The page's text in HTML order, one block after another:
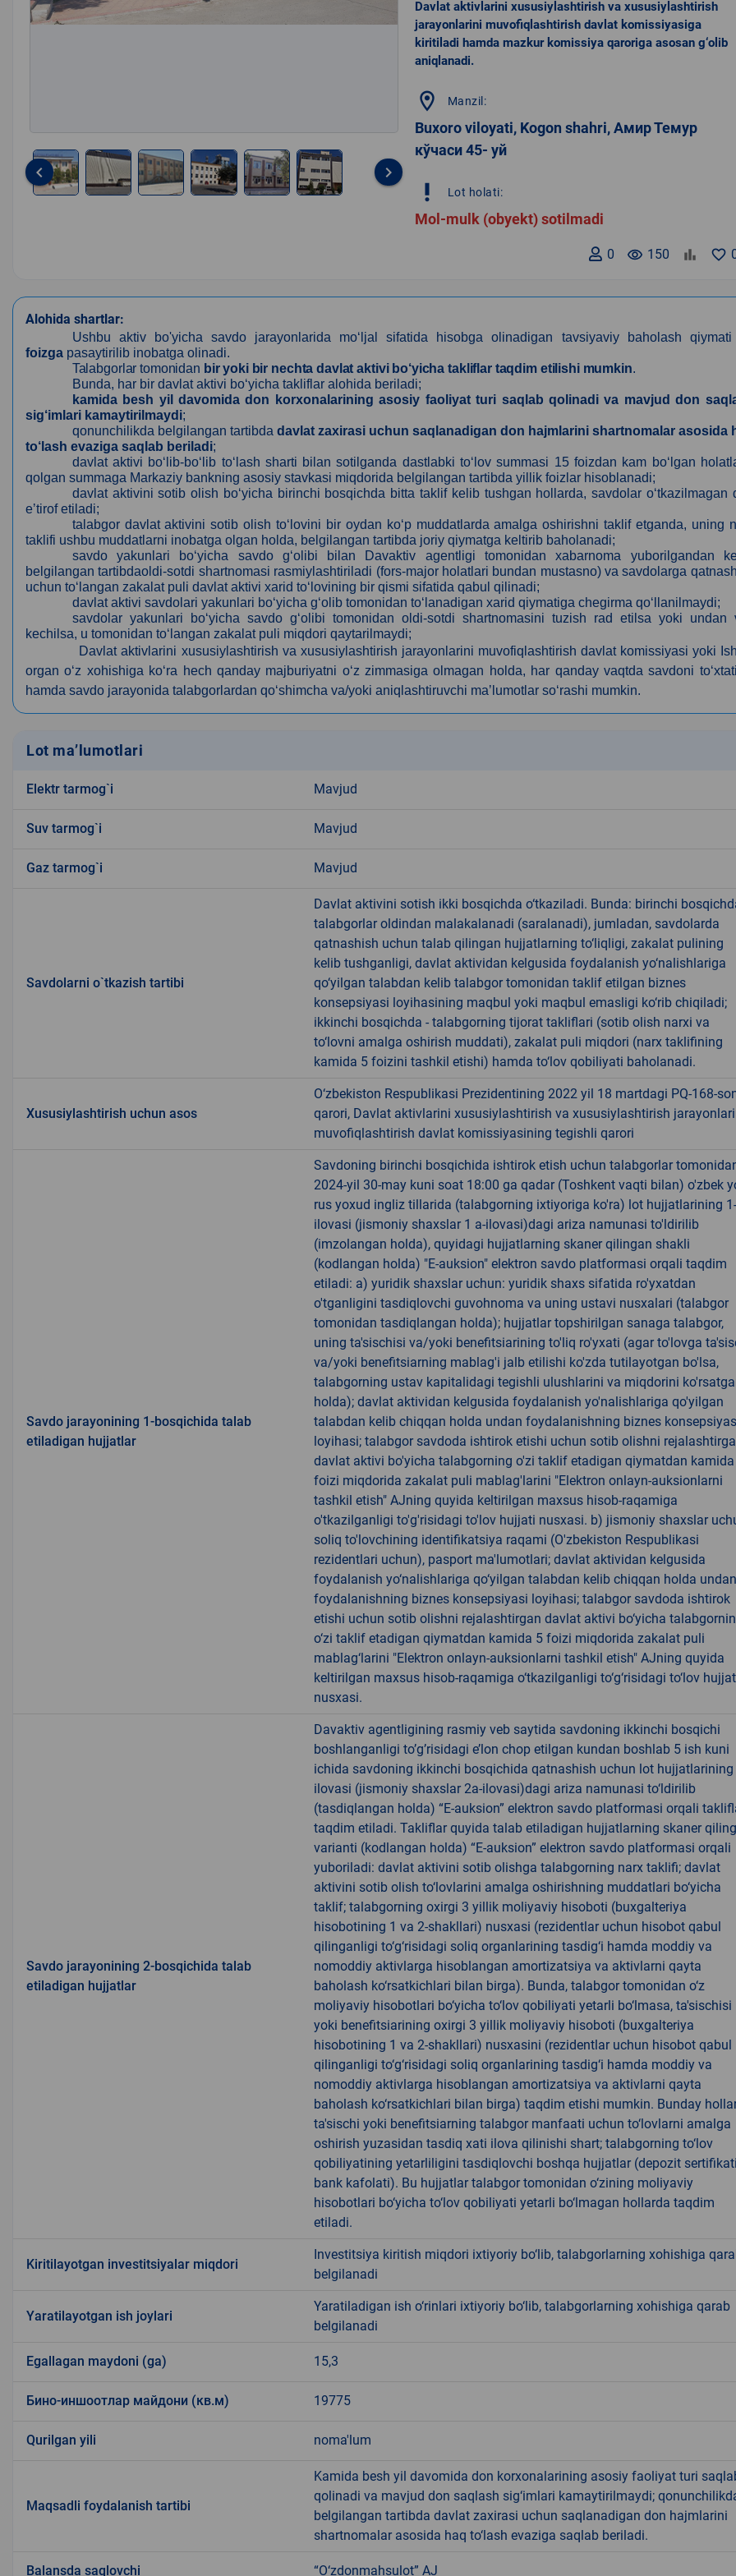
keyboard_arrow_left keyboard_arrow_right
Davlat aktivlarini xususiylashtirish va xususiylashtirish
jarayonlarini muvofiqlashtirish davlat komissiyasiga
kiritiladi hamda mazkur komissiya qaroriga asosan g‘olib
aniqlanadi.
location_on Manzil:
Buxoro viloyati, Kogon shahri, Амир Темур
кўчаси 45- уй
priority_high Lot holati:
Mol-mulk (obyekt) sotilmadi
favorite_border
remove_red_eye 150
0
Alohida shartlar:
Ushbu aktiv bo'yicha savdo jarayonlarida mo‘ljal sifatida hisobga olinadigan tavsiyaviy baholash qiymati
foizga pasaytirilib inobatga olinadi.
Talabgorlar tomonidan bir yoki bir nechta davlat aktivi bo‘yicha takliflar taqdim etilishi mumkin.
Bunda, har bir davlat aktivi bo‘yicha takliflar alohida beriladi;
kamida besh yil davomida don korxonalarining asosiy faoliyat turi saqlab qolinadi va mavjud don
sig‘imlari kamaytirilmaydi;
qonunchilikda belgilangan tartibda davlat zaxirasi uchun saqlanadigan don hajmlarini shartnomalar asosida
to‘lash evaziga saqlab beriladi;
davlat aktivi bo‘lib-bo‘lib to‘lash sharti bilan sotilganda dastlabki to‘lov summasi 15 foizdan kam bo‘lgan
qolgan summaga Markaziy bankning asosiy stavkasi miqdorida belgilangan tartibda yillik foizlar hisoblanadi;
davlat aktivini sotib olish bo‘yicha birinchi bosqichda bitta taklif kelib tushgan hollarda, savdolar o‘tkazilmagan
eʼtirof etiladi;
talabgor davlat aktivini sotib olish to‘lovini bir oydan ko‘p muddatlarda amalga oshirishni taklif etganda, uning
taklifi ushbu muddatlarni inobatga olgan holda, belgilangan tartibda joriy qiymatga keltirib baholanadi;
savdo yakunlari bo‘yicha savdo g‘olibi bilan Davaktiv agentligi tomonidan xabarnoma yuborilgandan
belgilangan tartibdaoldi-sotdi shartnomasi rasmiylashtiriladi (fors-major holatlari bundan mustasno) va savdolarga
uchun to‘langan zakalat puli davlat aktivi xarid to‘lovining bir qismi sifatida qabul qilinadi;
davlat aktivi savdolari yakunlari bo‘yicha g‘olib tomonidan to‘lanadigan xarid qiymatiga chegirma qo‘llanilmaydi;
savdolar yakunlari bo‘yicha savdo g‘olibi tomonidan oldi-sotdi shartnomasini tuzish rad etilsa yoki undan
kechilsa, u tomonidan to‘langan zakalat puli miqdori qaytarilmaydi;
Davlat aktivlarini xususiylashtirish va xususiylashtirish jarayonlarini muvofiqlashtirish davlat komissiyasi yoki
organ o‘z xohishiga ko‘ra hech qanday majburiyatni o‘z zimmasiga olmagan holda, har qanday vaqtda savdoni
hamda savdo jarayonida talabgorlardan qo‘shimcha va/yoki aniqlashtiruvchi maʼlumotlar so‘rashi mumkin.
Lot ma’lumotlari
Elektr tarmog`i Mavjud
Suv tarmog`i Mavjud
Gaz tarmog`i Mavjud
Savdolarni o`tkazish tartibi
Davlat aktivini sotish ikki bosqichda o‘tkaziladi. Bunda: birinchi
talabgorlar oldindan malakalanadi (saralanadi), jumladan, savdolarda
qatnashish uchun talab qilingan hujjatlarning to‘liqligi, zakalat pulining
kelib tushganligi, davlat aktividan kelgusida foydalanish yo‘nalishlariga
qo‘yilgan talabdan kelib talabgor tomonidan taklif etilgan biznes
konsepsiyasi loyihasining maqbul yoki maqbul emasligi ko‘rib chiqiladi;
ikkinchi bosqichda - talabgorning tijorat takliflari (sotib olish narxi va
to‘lovni amalga oshirish muddati), zakalat puli miqdori (narx taklifining
kamida 5 foizini tashkil etishi) hamda to‘lov qobiliyati baholanadi.
Xususiylashtirish uchun asos
O‘zbekiston Respublikasi Prezidentining 2022 yil 18 martdagi PQ-168-
qarori, Davlat aktivlarini xususiylashtirish va xususiylashtirish
muvofiqlashtirish davlat komissiyasining tegishli qarori
Savdo jarayonining 1-bosqichida talab
etiladigan hujjatlar
Savdoning birinchi bosqichida ishtirok etish uchun talabgorlar
2024-yil 30-may kuni soat 18:00 ga qadar (Toshkent vaqti bilan) o'zbek
rus yoxud ingliz tillarida (talabgorning ixtiyoriga ko'ra) lot hujjatlarining 1-
ilovasi (jismoniy shaxslar 1 a-ilovasi)dagi ariza namunasi to'ldirilib
(imzolangan holda), quyidagi hujjatlarning skaner qilingan shakli
(kodlangan holda) "E-auksion" elektron savdo platformasi orqali taqdim
etiladi: a) yuridik shaxslar uchun: yuridik shaxs sifatida ro'yxatdan
o'tganligini tasdiqlovchi guvohnoma va uning ustavi nusxalari (talabgor
tomonidan tasdiqlangan holda); hujjatlar topshirilgan sanaga talabgor,
uning ta'sischisi va/yoki benefitsiarining to'liq ro'yxati (agar to'lovga
va/yoki benefitsiarning mablag'i jalb etilishi ko'zda tutilayotgan bo'lsa,
talabgorning ustav kapitalidagi tegishli ulushlarini va miqdorini
holda); davlat aktividan kelgusida foydalanish yo'nalishlariga qo'yilgan
talabdan kelib chiqqan holda undan foydalanishning biznes
loyihasi; talabgor savdoda ishtirok etishi uchun sotib olishni
davlat aktivi bo'yicha talabgorning o'zi taklif etadigan qiymatdan
foizi miqdorida zakalat puli mablag'larini "Elektron onlayn-auksionlarni
tashkil etish" AJning quyida keltirilgan maxsus hisob-raqamiga
o'tkazilganligi to'g'risidagi to'lov hujjati nusxasi. b) jismoniy shaxslar
soliq to'lovchining identifikatsiya raqami (O'zbekiston Respublikasi
rezidentlari uchun), pasport ma'lumotlari; davlat aktividan kelgusida
foydalanish yo‘nalishlariga qo‘yilgan talabdan kelib chiqqan holda undan
foydalanishning biznes konsepsiyasi loyihasi; talabgor savdoda ishtirok
etishi uchun sotib olishni rejalashtirgan davlat aktivi bo‘yicha
o‘zi taklif etadigan qiymatdan kamida 5 foizi miqdorida zakalat puli
mablag‘larini "Elektron onlayn-auksionlarni tashkil etish" AJning quyida
keltirilgan maxsus hisob-raqamiga o‘tkazilganligi to‘g‘risidagi to‘lov
nusxasi.
Savdo jarayonining 2-bosqichida talab
etiladigan hujjatlar
Davaktiv agentligining rasmiy veb saytida savdoning ikkinchi bosqichi
boshlanganligi to’g’risidagi e’lon chop etilgan kundan boshlab 5 ish kuni
ichida savdoning ikkinchi bosqichida qatnashish uchun lot hujjatlarining
ilovasi (jismoniy shaxslar 2a-ilovasi)dagi ariza namunasi to‘ldirilib
(tasdiqlangan holda) “E-auksion” elektron savdo platformasi orqali
taqdim etiladi. Takliflar quyida talab etiladigan hujjatlarning skaner
varianti (kodlangan holda) “E-auksion” elektron savdo platformasi orqali
yuboriladi: davlat aktivini sotib olishga talabgorning narx taklifi; davlat
aktivini sotib olish to‘lovlarini amalga oshirishning muddatlari bo‘yicha
taklif; talabgorning oxirgi 3 yillik moliyaviy hisoboti (buxgalteriya
hisobotining 1 va 2-shakllari) nusxasi (rezidentlar uchun hisobot qabul
qilinganligi to‘g‘risidagi soliq organlarining tasdig‘i hamda moddiy va
nomoddiy aktivlarga hisoblangan amortizatsiya va aktivlarni qayta
baholash ko‘rsatkichlari bilan birga). Bunda, talabgor tomonidan o‘z
moliyaviy hisobotlari bo‘yicha to‘lov qobiliyati yetarli bo‘lmasa, ta'sischisi
yoki benefitsiarining oxirgi 3 yillik moliyaviy hisoboti (buxgalteriya
hisobotining 1 va 2-shakllari) nusxasini (rezidentlar uchun hisobot qabul
qilinganligi to‘g‘risidagi soliq organlarining tasdig‘i hamda moddiy va
nomoddiy aktivlarga hisoblangan amortizatsiya va aktivlarni qayta
baholash ko‘rsatkichlari bilan birga) taqdim etishi mumkin. Bunday
ta'sischi yoki benefitsiarning talabgor manfaati uchun to‘lovlarni amalga
oshirish yuzasidan tasdiq xati ilova qilinishi shart; talabgorning to‘lov
qobiliyatining yetarliligini tasdiqlovchi boshqa hujjatlar (depozit
bank kafolati). Bu hujjatlar talabgor tomonidan o‘zining moliyaviy
hisobotlari bo‘yicha to‘lov qobiliyati yetarli bo‘lmagan hollarda taqdim
etiladi.
Kiritilayotgan investitsiyalar miqdori
Investitsiya kiritish miqdori ixtiyoriy bo‘lib, talabgorlarning xohishiga
belgilanadi
Yaratilayotgan ish joylari
Yaratiladigan ish o‘rinlari ixtiyoriy bo‘lib, talabgorlarning xohishiga qarab
belgilanadi
Egallagan maydoni (ga) 15,3
Бино-иншоотлар майдони (кв.м) 19775
Qurilgan yili noma'lum
Maqsadli foydalanish tartibi
Kamida besh yil davomida don korxonalarining asosiy faoliyat turi
qolinadi va mavjud don saqlash sig‘imlari kamaytirilmaydi;
belgilangan tartibda davlat zaxirasi uchun saqlanadigan don hajmlarini
shartnomalar asosida haq to‘lash evaziga saqlab beriladi.
Balansda saqlovchi “O‘zdonmahsulot” AJ